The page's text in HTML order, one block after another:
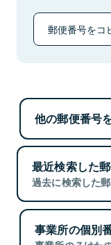
郵便番号をコ
他の郵便番号
最近検索した
過去に検索した
事業所の個別